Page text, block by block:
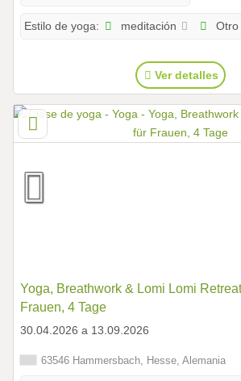
Estilo de yoga: meditación Otro
Ver detalles
Yoga, Breathwork & Lomi Lomi
Frauen, 4 Tage
30.04.2026 a 13.09.2026
63546 Hammersbach, Hesse, Alemania